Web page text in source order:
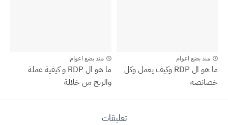
منذ بضع اعوام
ما هو ال RDP وكيف يعمل وكل
خصائصه
منذ بضع اعوام
ما هو ال RDP و كيفية عملة
والربح من خلالة
تعليقات